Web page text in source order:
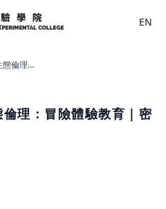
EN
115-1 綠色照顧與生態倫理：冒險體驗教育｜密集授課｜開放報名
理：冒險體驗教育｜密